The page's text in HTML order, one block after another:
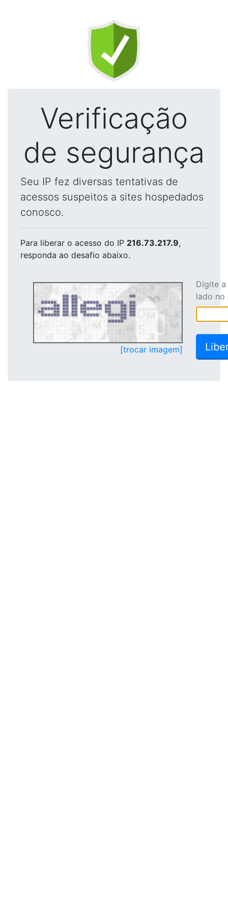
Verificação
de segurança
Seu IP fez diversas tentativas de
acessos suspeitos a sites hospedados
conosco.
Para liberar o acesso do IP 216.73.217.9,
responda ao desafio abaixo.
[trocar imagem]
Digite
lado no